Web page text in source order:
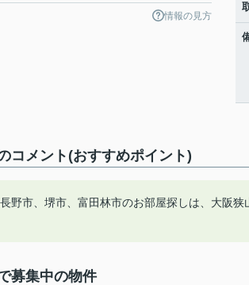
情報の見方
コメント(おすすめポイント)
野市、堺市、富田林市のお部屋探しは、大阪
募集中の物件